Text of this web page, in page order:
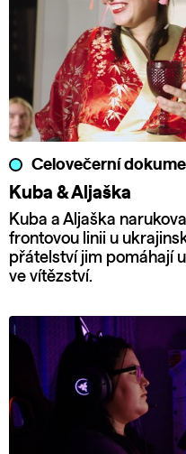
Celovečerní
Kuba & Aljaška
Kuba a Aljaška
frontovou linii u
přátelství jim pomáhají
ve vítězství.